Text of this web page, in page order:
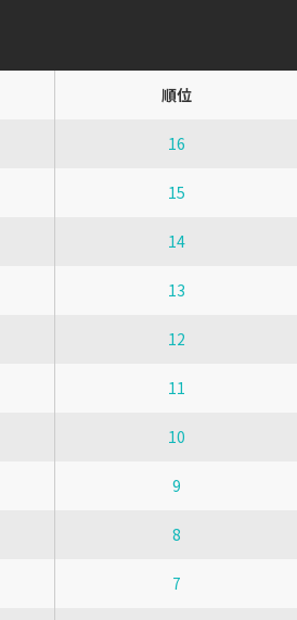
順位
16
15
14
13
12
11
10
9
8
7